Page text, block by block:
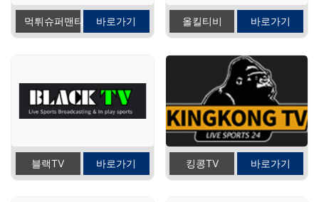
먹튀슈퍼맨티비 바로가기 올킬티비 바로가기
블랙TV 바로가기 킹콩TV 바로가기